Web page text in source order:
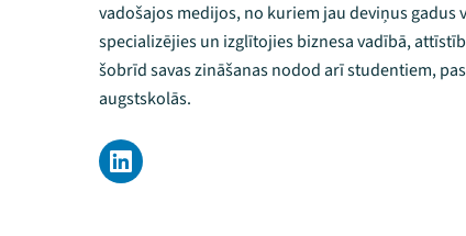
vadošajos medijos, no kuriem jau deviņus
specializējies un izglītojies biznesa vadībā,
šobrīd savas zināšanas nodod arī studentiem,
augstskolās.